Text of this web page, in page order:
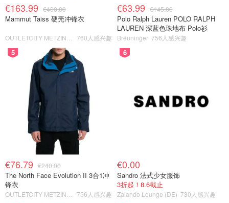
€163.99 €400.00
Mammut Taiss 硬壳冲锋衣
760人感兴趣
€63.99 €145.00
Polo Ralph Lauren POLO RALPH
LAUREN 深蓝色珠地布 Polo衫
Breuninger 756人感兴趣
5
€76.79 €240.00
The North Face Evolution II 3合1冲
锋衣
756人感兴趣
6
€0.00
Sandro 法式少女服饰
3折起！8.6截止
Zalando Lounge (DE) 730人感兴趣